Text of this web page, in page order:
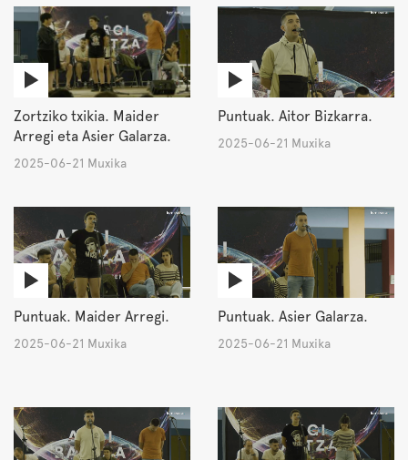
Zortziko txikia. Maider
Arregi eta Asier Galarza.
2025-06-21 Muxika
Puntuak. Aitor Bizkarra.
2025-06-21 Muxika
Puntuak. Maider Arregi.
2025-06-21 Muxika
Puntuak. Asier Galarza.
2025-06-21 Muxika